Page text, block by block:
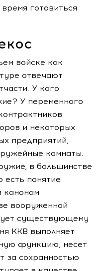
готовиться
войске как
отвечают
У кого
У переменного
и некоторых
предприятий,
комнаты.
в большинстве
есть понятие
канонам
вооруженной
существующему
ККВ выполняет
функцию, несет
за сохранностью